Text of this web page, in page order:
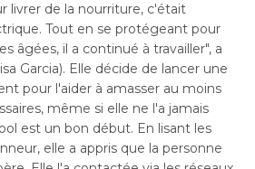
livrer de la nourriture, c'était
Tout en se protégeant pour
âgées, il a continué à travailler", a
Garcia). Elle décide de lancer une
pour l'aider à amasser au moins
même si elle ne l'a jamais
est un bon début. En lisant les
elle a appris que la personne